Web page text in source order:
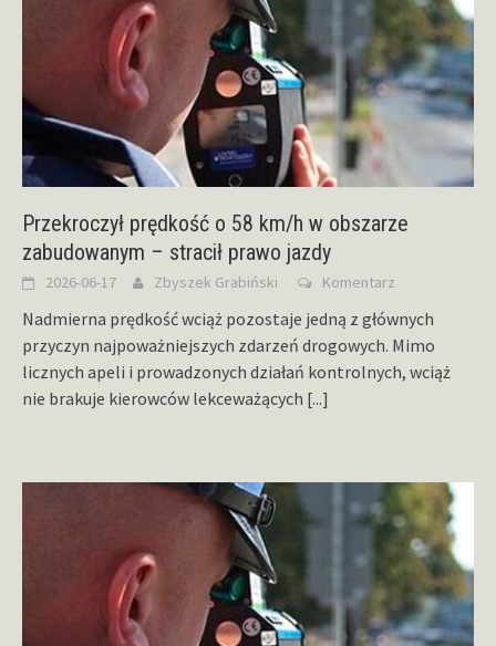
Przekroczył prędkość o 58 km/h w obszarze
zabudowanym – stracił prawo jazdy
2026-06-17 Zbyszek Grabiński Komentarz
Nadmierna prędkość wciąż pozostaje jedną z głównych
przyczyn najpoważniejszych zdarzeń drogowych. Mimo
licznych apeli i prowadzonych działań kontrolnych, wciąż
nie brakuje kierowców lekceważących [...]